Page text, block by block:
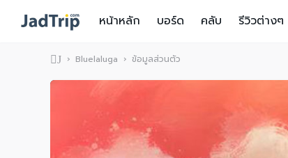
หน้าหลัก บอร์ด คลับ รีวิวต่างๆ
J
ad
› Bluelaluga › ข้อมูลส่วนตัว